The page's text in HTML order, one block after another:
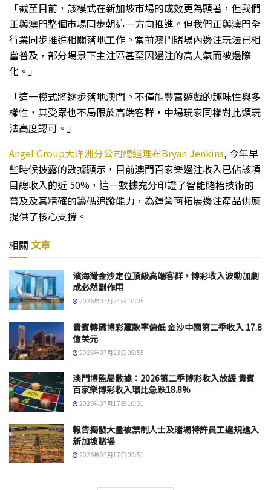
「截至目前，該模式在新加坡市場的成效更為顯著，但我們
正與澳門整個市場同步朝這一方向推進。但我們正與澳門全
行業同步推進相關落地工作。當前澳門賭場內邊注玩法已相
當普及，部分場景下主注區甚至因邊注的高人氣而被邊際
化。」​
「這一模式將逐步落地澳門。不僅能豐富遊戲的趣味性與多
樣性，其受眾也不局限於高端客群，中場玩家同樣對此類玩
法高度認可。」
Angel Group大洋洲分公司總經理布Bryan Jenkins, 今年早
些時候披露的數據顯示，目前澳門百家樂邊注收入已佔該項
目總收入的近 50%，這一數據充分印證了智能賭枱技術的
普及及其精確的籌碼追蹤能力，為運營商拓展邊注產品供應
提供了核心支撐。
相關 文章
濱海灣金沙定位頂級高端客群，博彩收入波動加劇
成必然副作用
2026年07月24日 10:05
貴賓轉碼博彩贏款率偏低 金沙中國第二季收入 17.8
億美元
2026年07月23日 09:55
澳門博監局數據：2026第二季博彩收入放緩 貴賓
百家樂博彩收入環比急跌18.8%
2026年07月17日 10:01
報告揭發大量被禁制人士及賭場特許員工違規進入
新加坡賭場
2026年07月17日 09:51